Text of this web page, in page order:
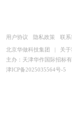
用户协议 隐私政策 联系
北京华做科技集团 |
关于
主办：天津华作国际招标
津ICP备2025035564号-5